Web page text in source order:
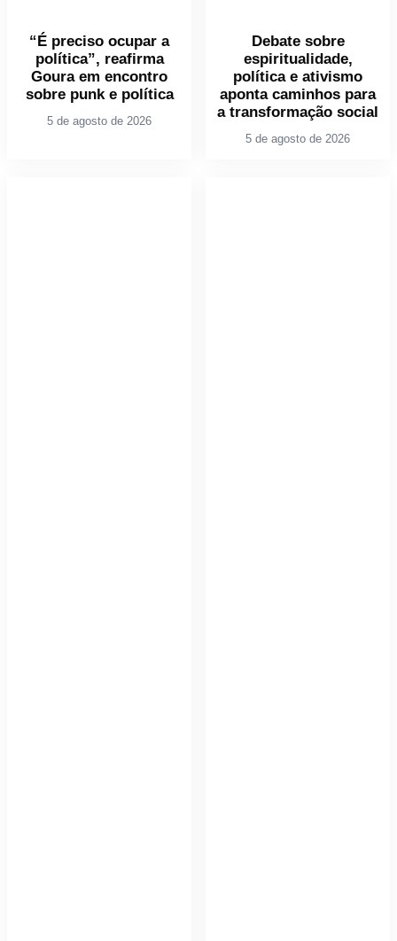
“É preciso ocupar a
política”, reafirma
Goura em encontro
sobre punk e política
5 de agosto de 2026
Debate sobre
espiritualidade,
política e ativismo
aponta caminhos para
a transformação social
5 de agosto de 2026